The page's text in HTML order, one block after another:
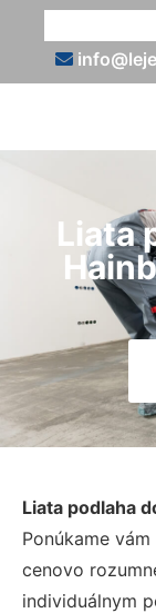
Liata
Liata podlaha
Ponúkame
cenovo
individuálnym